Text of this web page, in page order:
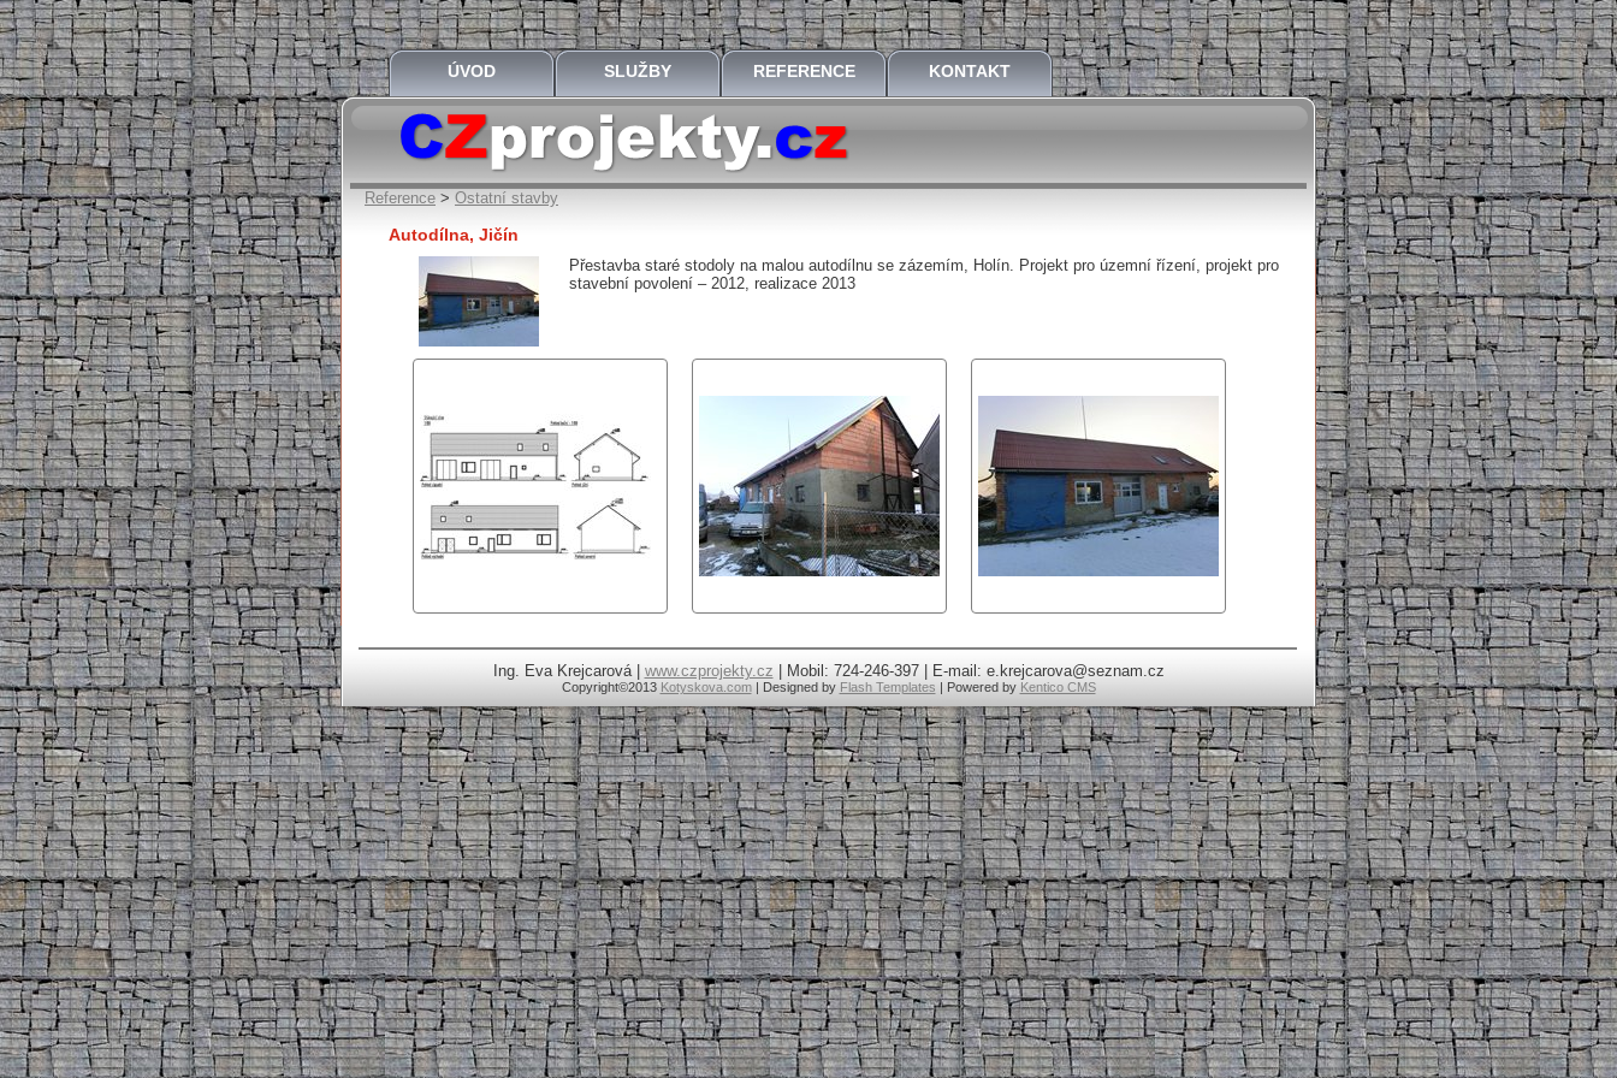
ÚVOD SLUŽBY REFERENCE KONTAKT
Reference > Ostatní stavby
Autodílna, Jičín
Přestavba staré stodoly na malou autodílnu se zázemím, Holín. Projekt pro územní řízení, projekt pro
stavební povolení – 2012, realizace 2013
Ing. Eva Krejcarová | www.czprojekty.cz | Mobil: 724-246-397 | E-mail: e.krejcarova@seznam.cz
Copyright©2013 Kotyskova.com| Designed by Flash Templates | Powered by Kentico CMS